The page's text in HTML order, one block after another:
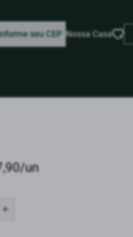
seu CEP Nossa Casa
un